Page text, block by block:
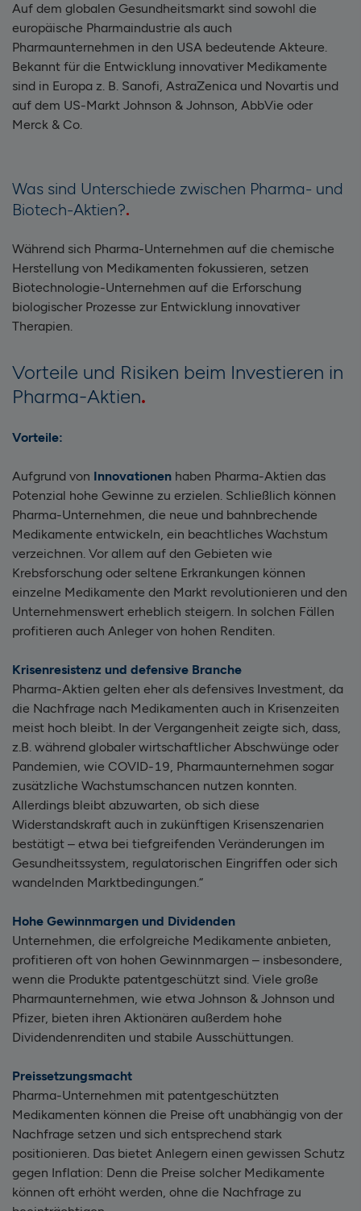
Auf dem globalen Gesundheitsmarkt sind sowohl die
europäische Pharmaindustrie als auch
Pharmaunternehmen in den USA bedeutende Akteure.
Bekannt für die Entwicklung innovativer Medikamente
sind in Europa z. B. Sanofi, AstraZenica und Novartis und
auf dem US-Markt Johnson & Johnson, AbbVie oder
Merck & Co.
Was sind Unterschiede zwischen Pharma- und
Biotech-Aktien?
Während sich Pharma-Unternehmen auf die chemische
Herstellung von Medikamenten fokussieren, setzen
Biotechnologie-Unternehmen auf die Erforschung
biologischer Prozesse zur Entwicklung innovativer
Therapien.
Vorteile und Risiken beim Investieren in
Pharma-Aktien
Vorteile:
Aufgrund von Innovationen haben Pharma-Aktien das
Potenzial hohe Gewinne zu erzielen. Schließlich können
Pharma-Unternehmen, die neue und bahnbrechende
Medikamente entwickeln, ein beachtliches Wachstum
verzeichnen. Vor allem auf den Gebieten wie
Krebsforschung oder seltene Erkrankungen können
einzelne Medikamente den Markt revolutionieren und den
Unternehmenswert erheblich steigern. In solchen Fällen
profitieren auch Anleger von hohen Renditen.
Krisenresistenz und defensive Branche
Pharma-Aktien gelten eher als defensives Investment, da
die Nachfrage nach Medikamenten auch in Krisenzeiten
meist hoch bleibt. In der Vergangenheit zeigte sich, dass,
z.B. während globaler wirtschaftlicher Abschwünge oder
Pandemien, wie COVID-19, Pharmaunternehmen sogar
zusätzliche Wachstumschancen nutzen konnten.
Allerdings bleibt abzuwarten, ob sich diese
Widerstandskraft auch in zukünftigen Krisenszenarien
bestätigt – etwa bei tiefgreifenden Veränderungen im
Gesundheitssystem, regulatorischen Eingriffen oder sich
wandelnden Marktbedingungen.“
Hohe Gewinnmargen und Dividenden
Unternehmen, die erfolgreiche Medikamente anbieten,
profitieren oft von hohen Gewinnmargen – insbesondere,
wenn die Produkte patentgeschützt sind. Viele große
Pharmaunternehmen, wie etwa Johnson & Johnson und
Pfizer, bieten ihren Aktionären außerdem hohe
Dividendenrenditen und stabile Ausschüttungen.
Preissetzungsmacht
Pharma-Unternehmen mit patentgeschützten
Medikamenten können die Preise oft unabhängig von der
Nachfrage setzen und sich entsprechend stark
positionieren. Das bietet Anlegern einen gewissen Schutz
gegen Inflation: Denn die Preise solcher Medikamente
können oft erhöht werden, ohne die Nachfrage zu